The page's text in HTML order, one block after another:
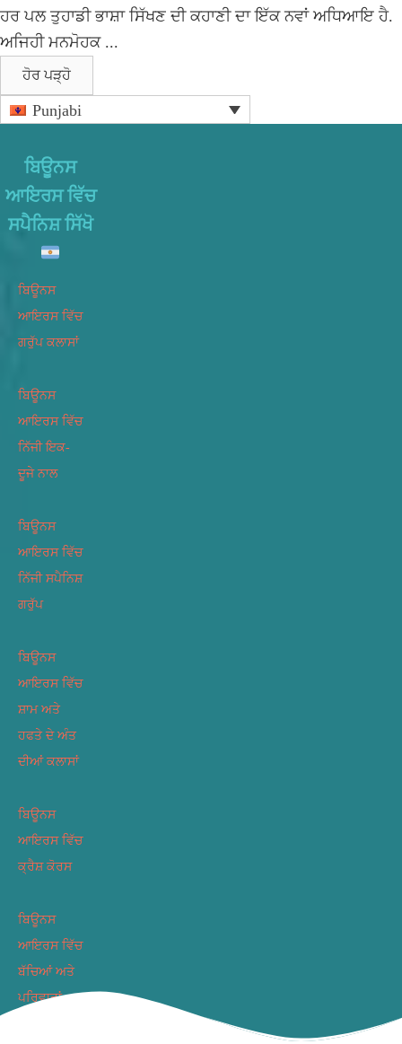
ਹਰ ਪਲ ਤੁਹਾਡੀ ਭਾਸ਼ਾ ਸਿੱਖਣ ਦੀ ਕਹਾਣੀ ਦਾ ਇੱਕ ਨਵਾਂ ਅਧਿਆਇ ਹੈ.
ਅਜਿਹੀ ਮਨਮੋਹਕ ...
ਹੋਰ ਪੜ੍ਹੋ
Primary
Sidebar
Punjabi
ਬਿਊਨਸ
ਆਇਰਸ ਵਿੱਚ
ਸਪੈਨਿਸ਼ ਸਿੱਖੋ
ਬਿਊਨਸ
ਆਇਰਸ ਵਿੱਚ
ਗਰੁੱਪ ਕਲਾਸਾਂ
ਬਿਊਨਸ
ਆਇਰਸ ਵਿੱਚ
ਨਿੱਜੀ ਇਕ-
ਦੂਜੇ ਨਾਲ
ਬਿਊਨਸ
ਆਇਰਸ ਵਿੱਚ
ਨਿੱਜੀ ਸਪੈਨਿਸ਼
ਗਰੁੱਪ
ਬਿਊਨਸ
ਆਇਰਸ ਵਿੱਚ
ਸ਼ਾਮ ਅਤੇ
ਹਫਤੇ ਦੇ ਅੰਤ
ਦੀਆਂ ਕਲਾਸਾਂ
ਬਿਊਨਸ
ਆਇਰਸ ਵਿੱਚ
ਕ੍ਰੈਸ਼ ਕੋਰਸ
ਬਿਊਨਸ
ਆਇਰਸ ਵਿੱਚ
ਬੱਚਿਆਂ ਅਤੇ
ਪਰਿਵਾਰਾਂ